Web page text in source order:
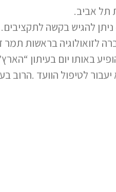
תל אביב.
להגיש בקשה לתקציבים.
באותו יום בעיתון